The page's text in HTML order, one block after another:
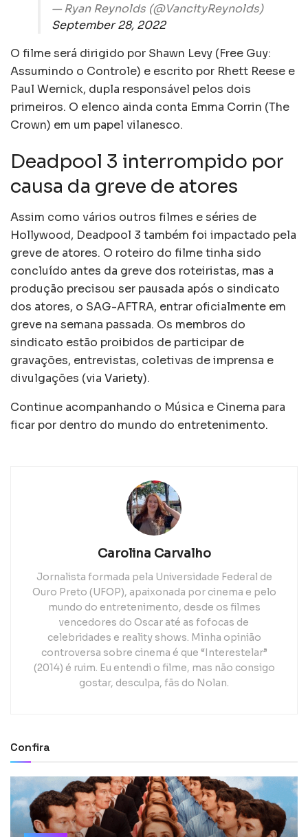
— Ryan Reynolds (@VancityReynolds)
September 28, 2022
O filme será dirigido por Shawn Levy (Free Guy:
Assumindo o Controle) e escrito por Rhett Reese e
Paul Wernick, dupla responsável pelos dois
primeiros. O elenco ainda conta Emma Corrin (The
Crown) em um papel vilanesco.
Deadpool 3 interrompido por
causa da greve de atores
Assim como vários outros filmes e séries de
Hollywood, Deadpool 3 também foi impactado pela
greve de atores. O roteiro do filme tinha sido
concluído antes da greve dos roteiristas, mas a
produção precisou ser pausada após o sindicato
dos atores, o SAG-AFTRA, entrar oficialmente em
greve na semana passada. Os membros do
sindicato estão proibidos de participar de
gravações, entrevistas, coletivas de imprensa e
divulgações (via Variety).
Continue acompanhando o Música e Cinema para
ficar por dentro do mundo do entretenimento.
Carolina Carvalho
Jornalista formada pela Universidade Federal de
Ouro Preto (UFOP), apaixonada por cinema e pelo
mundo do entretenimento, desde os filmes
vencedores do Oscar até as fofocas de
celebridades e reality shows. Minha opinião
controversa sobre cinema é que “Interestelar”
(2014) é ruim. Eu entendi o filme, mas não consigo
gostar, desculpa, fãs do Nolan.
Confira